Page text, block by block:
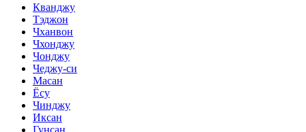
Кванджу
Тэджон
Чханвон
Чхонджу
Чонджу
Чеджу-си
Масан
Ёсу
Чинджу
Иксан
Гунсан